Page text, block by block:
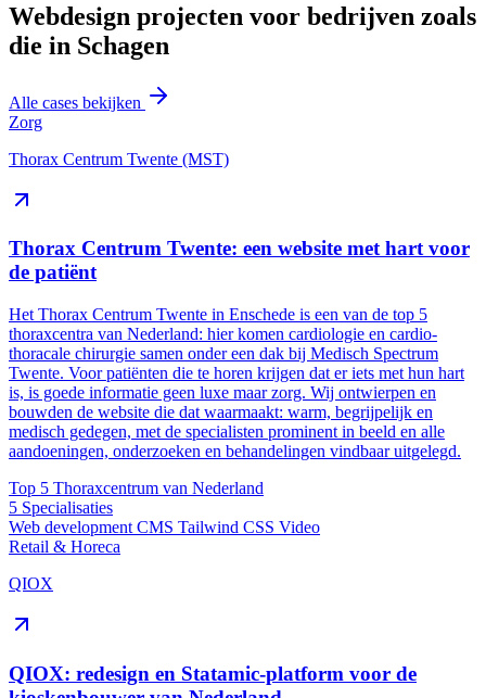
Webdesign projecten voor bedrijven zoals
die in Schagen
Alle cases bekijken
Zorg
Thorax Centrum Twente (MST)
Thorax Centrum Twente: een website met hart voor
de patiënt
Het Thorax Centrum Twente in Enschede is een van de top 5
thoraxcentra van Nederland: hier komen cardiologie en cardio-
thoracale chirurgie samen onder een dak bij Medisch Spectrum
Twente. Voor patiënten die te horen krijgen dat er iets met hun hart
is, is goede informatie geen luxe maar zorg. Wij ontwierpen en
bouwden de website die dat waarmaakt: warm, begrijpelijk en
medisch gedegen, met de specialisten prominent in beeld en alle
aandoeningen, onderzoeken en behandelingen vindbaar uitgelegd.
Top 5 Thoraxcentrum van Nederland
5 Specialisaties
Web development CMS Tailwind CSS Video
Retail & Horeca
QIOX
QIOX: redesign en Statamic-platform voor de